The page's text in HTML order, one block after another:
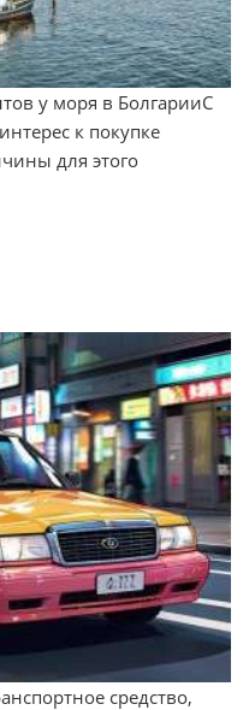
у моря в БолгарииС
к покупке
для этого
средство,